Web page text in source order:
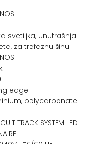
svetiljka, unutrašnja
, za trofaznu šinu
edge
polycarbonate
TRACK SYSTEM LED